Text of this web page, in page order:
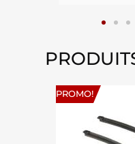
PROMO!